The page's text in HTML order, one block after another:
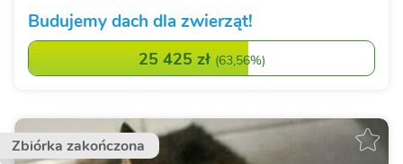
Budujemy dach dla zwierząt!
25 425 zł (63,56%)
Zbiórka zakończona